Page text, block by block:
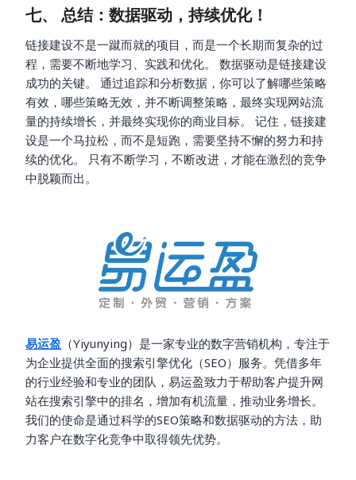
七、 总结：数据驱动，持续优化！
链接建设不是一蹴而就的项目，而是一个长期而复杂的过
程，需要不断地学习、实践和优化。 数据驱动是链接建设
成功的关键。 通过追踪和分析数据，你可以了解哪些策略
有效，哪些策略无效，并不断调整策略，最终实现网站流
量的持续增长，并最终实现你的商业目标。 记住，链接建
设是一个马拉松，而不是短跑，需要坚持不懈的努力和持
续的优化。 只有不断学习，不断改进，才能在激烈的竞争
中脱颖而出。
易运盈 （Yiyunying）是一家专业的数字营销机构，专注于
为企业提供全面的搜索引擎优化（SEO）服务。凭借多年
的行业经验和专业的团队，易运盈致力于帮助客户提升网
站在搜索引擎中的排名，增加有机流量，推动业务增长。
我们的使命是通过科学的SEO策略和数据驱动的方法，助
力客户在数字化竞争中取得领先优势。